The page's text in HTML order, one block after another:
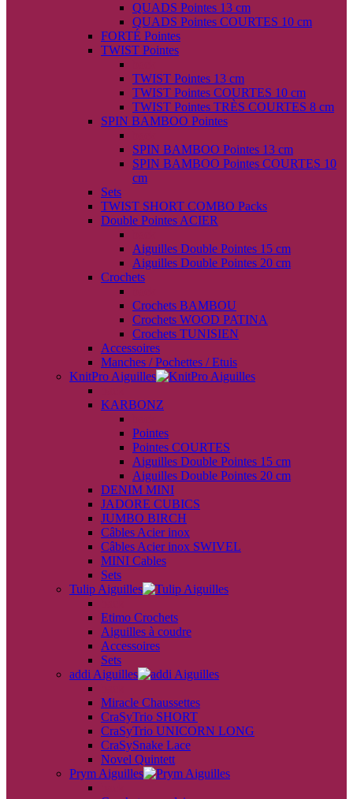
QUADS Pointes 13 cm
QUADS Pointes COURTES 10 cm
FORTÉ Pointes
TWIST Pointes
TWIST Pointes 13 cm
TWIST Pointes COURTES 10 cm
TWIST Pointes TRÈS COURTES 8 cm
SPIN BAMBOO Pointes
SPIN BAMBOO Pointes 13 cm
SPIN BAMBOO Pointes COURTES 10
cm
Sets
TWIST SHORT COMBO Packs
Double Pointes ACIER
Aiguilles Double Pointes 15 cm
Aiguilles Double Pointes 20 cm
Crochets
Crochets BAMBOU
Crochets WOOD PATINA
Crochets TUNISIEN
Accessoires
Manches / Pochettes / Etuis
KnitPro Aiguilles
KARBONZ
Pointes
Pointes COURTES
Aiguilles Double Pointes 15 cm
Aiguilles Double Pointes 20 cm
DENIM MINI
JADORE CUBICS
JUMBO BIRCH
Câbles Acier inox
Câbles Acier inox SWIVEL
MINI Cables
Sets
Tulip Aiguilles
Etimo Crochets
Aiguilles à coudre
Accessoires
Sets
addi Aiguilles
Miracle Chaussettes
CraSyTrio SHORT
CraSyTrio UNICORN LONG
CraSySnake Lace
Novel Quintett
Prym Aiguilles